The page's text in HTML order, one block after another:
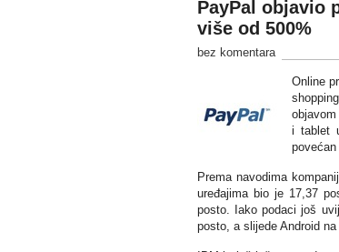
PayPal objavio
više od 500%
bez komentara
Online
i tablet
Prema navodima
uređajima bio je 17,37
posto. Iako podaci još
posto, a slijede Android